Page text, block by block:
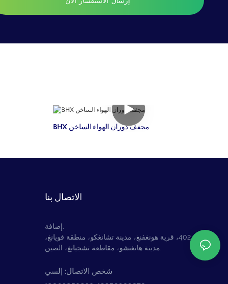
BHX مجفف دوران الهواء الساخن
الاتصال بنا
إضافة:
لا. 402، قرية هونغفنغ، مدينة تشانغكو، منطقة فويانغ،
شخص الاتصال: إلسي